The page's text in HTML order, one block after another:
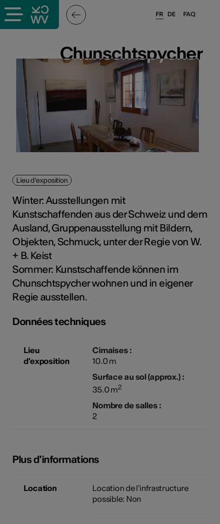
culturels
pros
FAQ
FR DE
Chunschtspycher
Chunschtspycher
Lieu d'exposition
Winter: Ausstellungen mit
Kunstschaffenden aus der Schweiz und dem
Ausland, Gruppenausstellung mit Bildern,
Objekten, Schmuck, unter der Regie von W.
+ B. Keist
Sommer: Kunstschaffende können im
Chunschtspycher wohnen und in eigener
Regie ausstellen.
Données techniques
Lieu
d'exposition
Cimaises :
10.0 m
Surface au sol (approx.) :
35.0 m2
Nombre de salles :
2
Plus d'informations
Location
Location de l'infrastructure
possible: Non